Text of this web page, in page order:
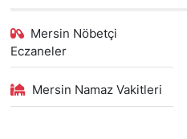
Mersin Nöbetçi
Eczaneler
Mersin Namaz Vakitleri